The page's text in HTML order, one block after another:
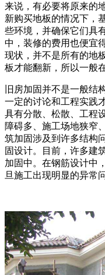
来说，有必要将原来的
新购买地板的情况下，
些环境，并确保它们具
中，装修的费用也便宜
现状，并不是所有的地
板才能翻新，所以一般
旧房加固并不是一般结
一定的讨论和工程实践
具有分散、松散、工程
障碍多、施工场地狭窄
筑加固涉及到许多结构
固设计。目前，许多建
加固中。在钢筋设计中
旦施工出现明显的异常